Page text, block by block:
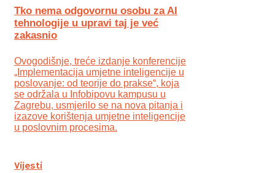
Tko nema odgovornu osobu za AI
tehnologije u upravi taj je već
zakasnio
Ovogodišnje, treće izdanje konferencije
„Implementacija umjetne inteligencije u
poslovanje: od teorije do prakse“, koja
se održala u Infobipovu kampusu u
Zagrebu, usmjerilo se na nova pitanja i
izazove korištenja umjetne inteligencije
u poslovnim procesima.
Vijesti